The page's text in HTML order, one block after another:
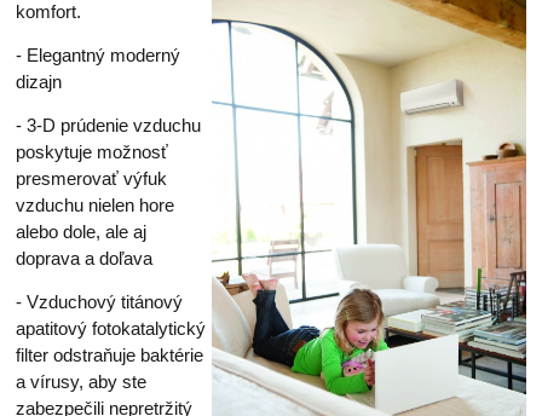
komfort.
- Elegantný moderný
dizajn
-3-D prúdenie vzduchu
poskytuje možnosť
presmerovať výfuk
vzduchu nielen hore
alebo dole, ale aj
doprava a doľava
- Vzduchový titánový
apatitový fotokatalytický
filter odstraňuje baktérie
a vírusy, aby ste
zabezpečili nepretržitý